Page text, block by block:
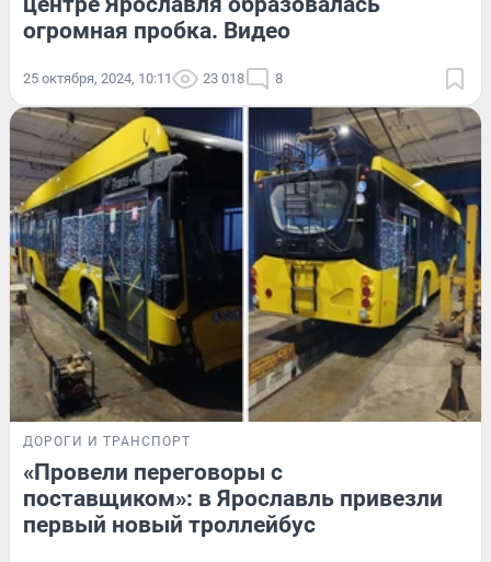
огромная пробка. Видео
25 октября, 2024, 10:11 23 018 8
ДОРОГИ И ТРАНСПОРТ
«Провели переговоры с
поставщиком»: в Ярославль привезли
первый новый троллейбус